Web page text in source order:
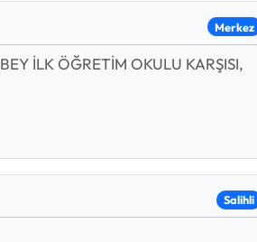
Merkez
İLK ÖĞRETİM OKULU KARŞISI,
Salihli